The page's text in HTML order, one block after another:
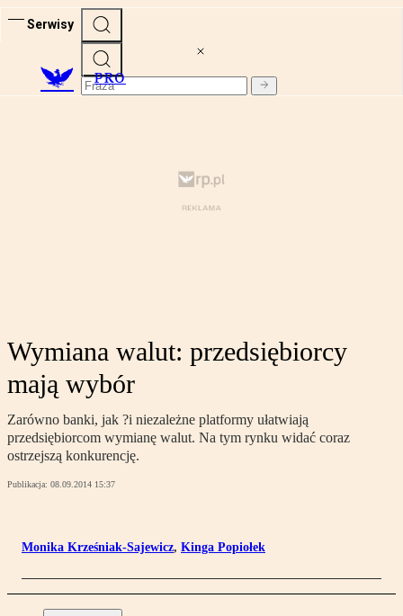
Serwisy
PRO
Wymiana walut: przedsiębiorcy
mają wybór
Zarówno banki, jak ?i niezależne platformy ułatwiają
przedsiębiorcom wymianę walut. Na tym rynku widać coraz
ostrzejszą konkurencję.
Publikacja: 08.09.2014 15:37
Monika Krześniak-Sajewicz, Kinga Popiołek